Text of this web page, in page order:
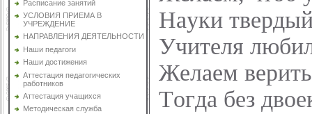
Расписание занятий
УСЛОВИЯ ПРИЕМА В
УЧРЕЖДЕНИЕ
НАПРАВЛЕНИЯ ДЕЯТЕЛЬНОСТИ
Наши педагоги
Наши достижения
Аттестация педагогических
работников
Аттестация учащихся
Методическая служба
Науки
Учителя
Желаем
Тогда без